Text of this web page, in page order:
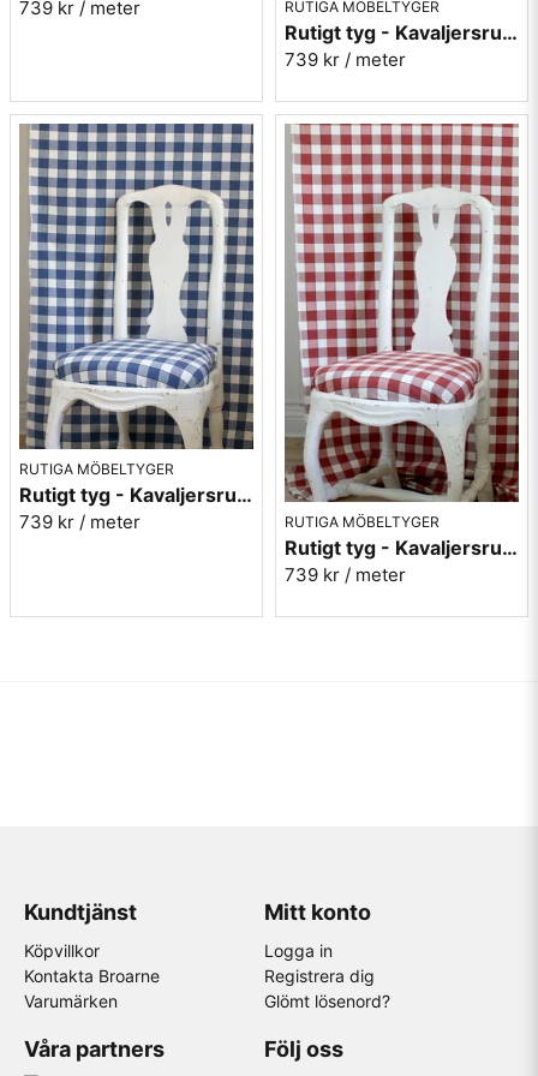
739 kr / meter RUTIGA MÖBELTYGER
Rutigt tyg - Kavaljersruta 1020-02 blå-grön
739 kr / meter
RUTIGA MÖBELTYGER
Rutigt tyg - Kavaljersruta 1020-12 blå
739 kr / meter RUTIGA MÖBELTYGER
Rutigt tyg - Kavaljersruta 1020-13 röd
739 kr / meter
Kundtjänst
Köpvillkor
Kontakta Broarne
Varumärken
Mitt konto
Logga in
Registrera dig
Glömt lösenord?
Våra partners Följ oss